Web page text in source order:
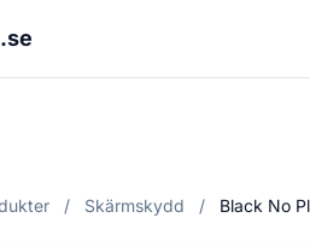
/ Skärmskydd / Black No